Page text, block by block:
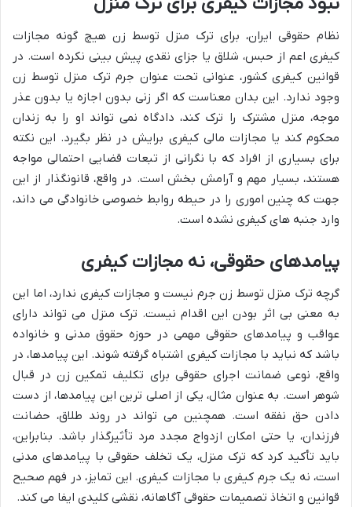
نظام حقوقی ایران، برای ترک منزل توسط زن هیچ گونه مجازات
کیفری اعم از حبس، شلاق یا جزای نقدی پیش بینی نکرده است. در
قوانین کیفری کشور، عنوانی تحت عنوان جرم ترک منزل توسط زن
وجود ندارد. این بدان معناست که اگر زنی بدون اجازه یا بدون عذر
موجه، منزل مشترک را ترک کند، دادگاه نمی تواند او را به زندان
محکوم کند یا مجازات مالی کیفری برایش در نظر بگیرد. این نکته
برای بسیاری از افراد که با نگرانی از تبعات قضایی احتمالی مواجه
هستند، بسیار مهم و آرامش بخش است. در واقع، قانونگذار از این
جهت که چنین اموری را در حیطه روابط خصوصی خانوادگی می داند،
وارد جنبه های کیفری نشده است.
پیامدهای حقوقی، نه مجازات کیفری
گرچه ترک منزل توسط زن جرم نیست و مجازات کیفری ندارد، اما این
به معنی بی اثر بودن این اقدام نیست. ترک منزل می تواند دارای
عواقب و پیامدهای حقوقی مهمی در حوزه حقوق مدنی و خانواده
باشد که نباید با مجازات کیفری اشتباه گرفته شوند. این پیامدها، در
واقع، نوعی ضمانت اجرای حقوقی برای تکلیف تمکین زن در قبال
شوهر است. به عنوان مثال، یکی از اصلی ترین این پیامدها، از دست
دادن حق نفقه است. همچنین می تواند در روند طلاق، حضانت
فرزندان، یا حتی امکان ازدواج مجدد مرد تأثیرگذار باشد. بنابراین،
باید تأکید کرد که ترک منزل، یک تخلف حقوقی با پیامدهای مدنی
است، نه یک جرم کیفری با مجازات کیفری. این تمایز، در فهم صحیح
قوانین و اتخاذ تصمیمات حقوقی آگاهانه، نقشی کلیدی ایفا می کند.